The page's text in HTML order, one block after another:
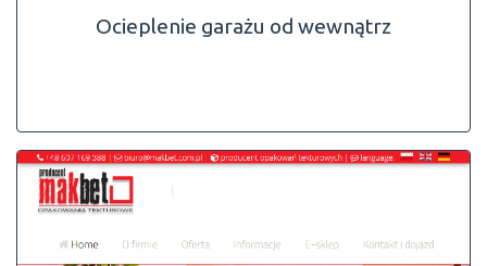
Ocieplenie garażu od wewnątrz